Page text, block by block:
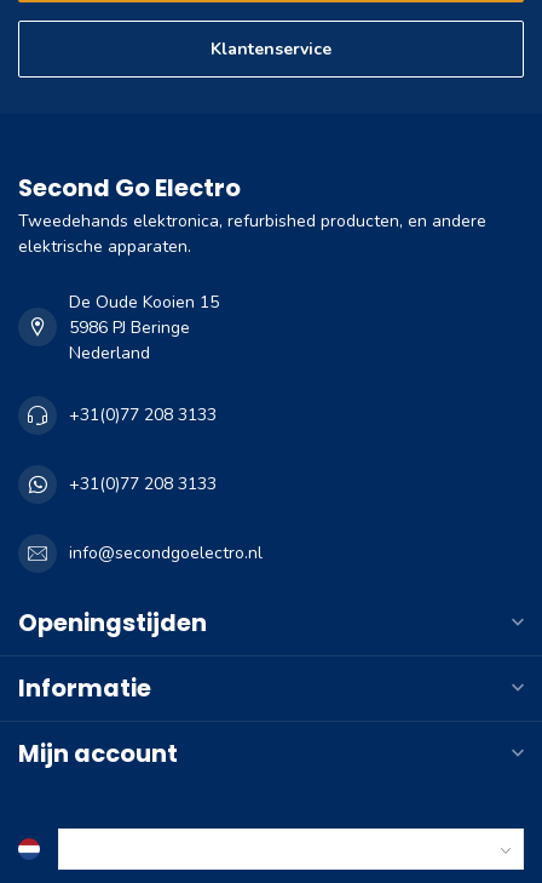
Klantenservice
Second Go Electro
Tweedehands elektronica, refurbished producten, en andere
elektrische apparaten.
De Oude Kooien 15
5986 PJ Beringe
Nederland
+31(0)77 208 3133
+31(0)77 208 3133
info@secondgoelectro.nl
Openingstijden
Informatie
Mijn account